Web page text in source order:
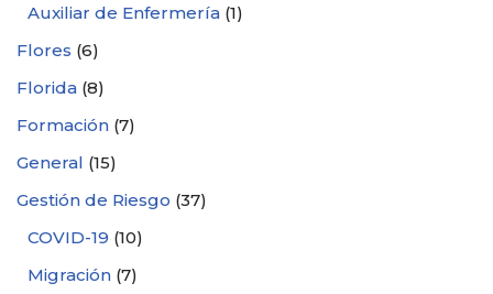
Auxiliar de Enfermería (1)
Flores (6)
Florida (8)
Formación (7)
General (15)
Gestión de Riesgo (37)
COVID-19 (10)
Migración (7)